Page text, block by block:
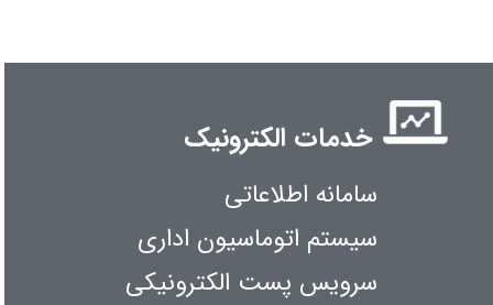
خدمات الکترونیک
سامانه اطلاعاتی
سیستم اتوماسیون اداری
سرویس پست الکترونیکی